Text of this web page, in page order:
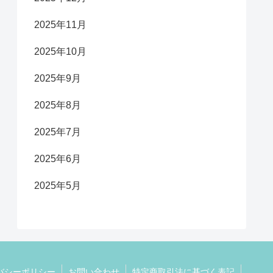
2025年11月
2025年10月
2025年9月
2025年8月
2025年7月
2025年6月
2025年5月